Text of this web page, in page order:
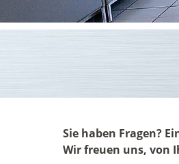
Sie haben Fragen?
Wir freuen uns, von